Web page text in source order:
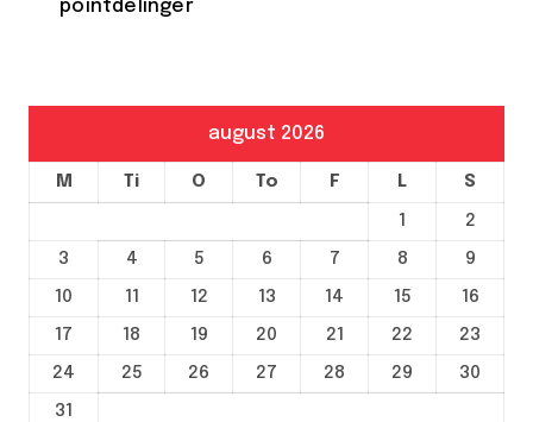
pointdelinger
august 2026
M Ti O To F L S
1
2
3
4 5 6 7 8
9
10
11 12 13 14 15
16
17
18 19 20 21 22
23
24
25 26 27 28 29
30
31